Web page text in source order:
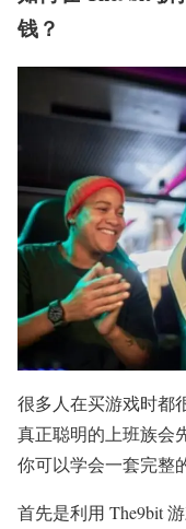
钱？
很多人在买游戏时都
真正聪明的上班族会
你可以学会一套完整
首先是利用 The9bit